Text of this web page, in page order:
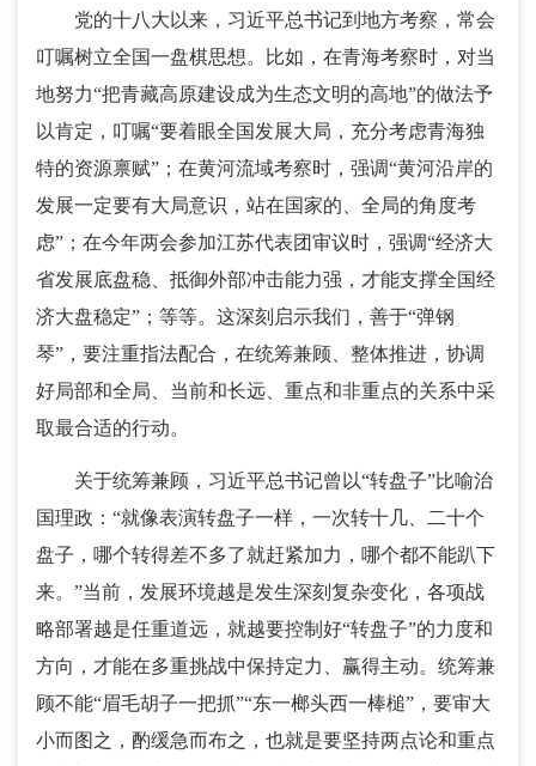
党的十八大以来，习近平总书记到地方考察，常会
叮嘱树立全国一盘棋思想。比如，在青海考察时，对当
地努力“把青藏高原建设成为生态文明的高地”的做法予
以肯定，叮嘱“要着眼全国发展大局，充分考虑青海独
特的资源禀赋”；在黄河流域考察时，强调“黄河沿岸的
发展一定要有大局意识，站在国家的、全局的角度考
虑”；在今年两会参加江苏代表团审议时，强调“经济大
省发展底盘稳、抵御外部冲击能力强，才能支撑全国经
济大盘稳定”；等等。这深刻启示我们，善于“弹钢
琴”，要注重指法配合，在统筹兼顾、整体推进，协调
好局部和全局、当前和长远、重点和非重点的关系中采
取最合适的行动。
关于统筹兼顾，习近平总书记曾以“转盘子”比喻治
国理政：“就像表演转盘子一样，一次转十几、二十个
盘子，哪个转得差不多了就赶紧加力，哪个都不能趴下
来。”当前，发展环境越是发生深刻复杂变化，各项战
略部署越是任重道远，就越要控制好“转盘子”的力度和
方向，才能在多重挑战中保持定力、赢得主动。统筹兼
顾不能“眉毛胡子一把抓”“东一榔头西一棒槌”，要审大
小而图之，酌缓急而布之，也就是要坚持两点论和重点